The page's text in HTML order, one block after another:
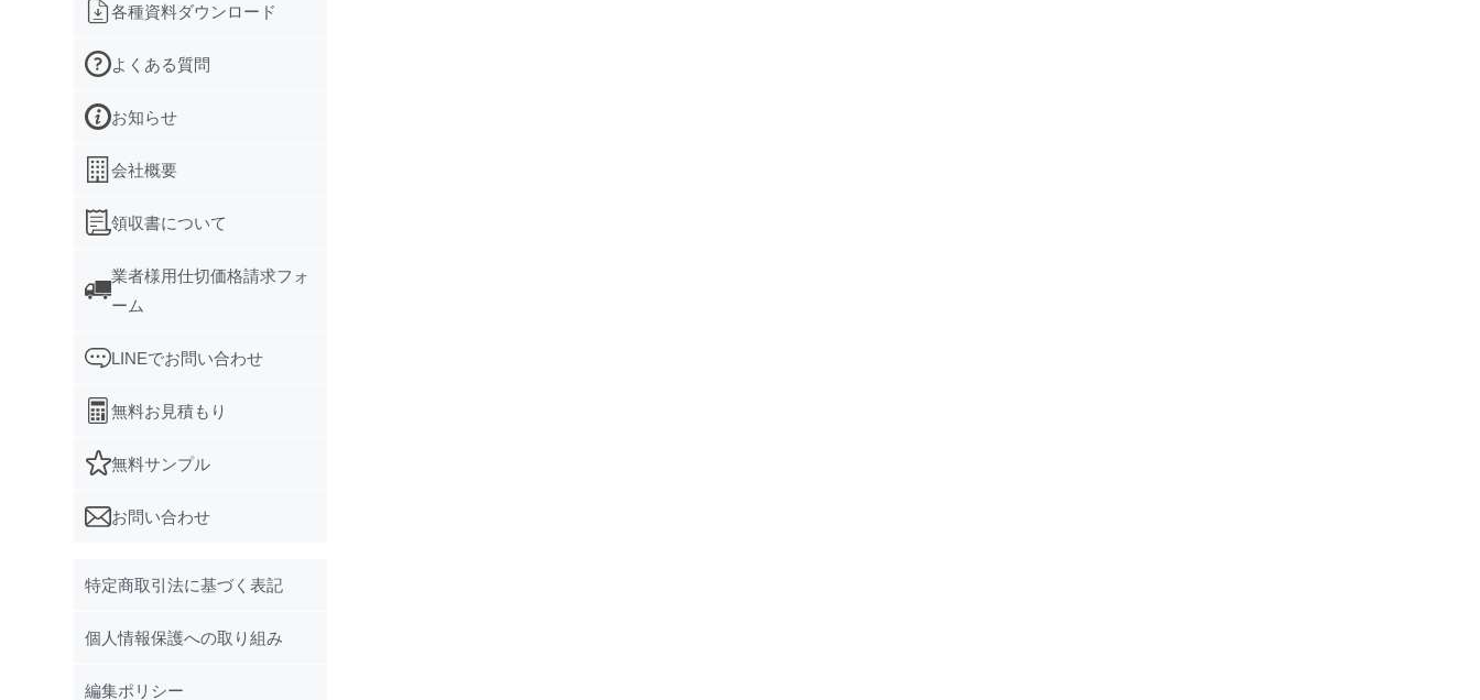
各種資料ダウンロード
よくある質問
お知らせ
会社概要
領収書について
業者様用仕切価格請求フォ
ーム
LINEでお問い合わせ
無料お見積もり
無料サンプル
お問い合わせ
特定商取引法に基づく表記
個人情報保護への取り組み
編集ポリシー